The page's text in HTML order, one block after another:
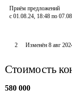
Приём предложений
с 01.08.24, 18:48 по
2 Изменён 8 авг
Стоимость
580 000